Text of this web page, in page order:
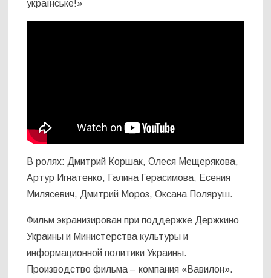
українське!»
В ролях: Дмитрий Коршак, Олеся Мещерякова,
Артур Игнатенко, Галина Герасимова, Есения
Милясевич, Дмитрий Мороз, Оксана Поляруш.
Фильм экранизирован при поддержке Держкино
Украины и Министерства культуры и
информационной политики Украины.
Производство фильма – компания «Вавилон».